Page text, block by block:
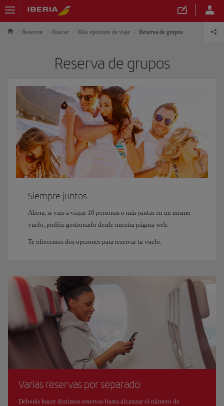
Reservar Buscar Más opciones de viaje Reserva de grupos
Reserva de grupos
Siempre juntos
Ahora, si vais a viajar 10 personas o más juntas en un mismo
vuelo, podéis gestionarlo desde nuestra página web.
Te ofrecemos dos opciones para reservar tu vuelo.
Varias reservas por separado
Deberás hacer distintas reservas hasta alcanzar el número de